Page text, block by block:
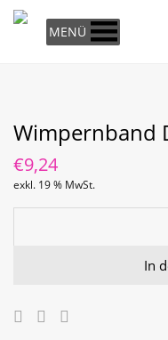
MENÜ
Wimpernband
€9,24
exkl. 19 % MwSt.
In